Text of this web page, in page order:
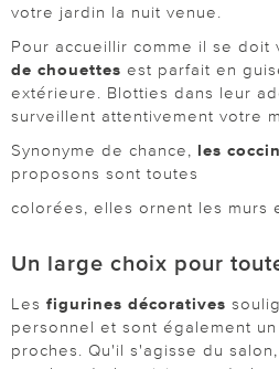
votre jardin la nuit venue.
Pour accueillir comme il se doit
de chouettes est parfait en
extérieure. Blotties dans leur
surveillent attentivement votre
Synonyme de chance, les
proposons sont toutes
colorées, elles ornent les murs
Un large choix pour
Les figurines décoratives
personnel et sont également
proches. Qu'il s'agisse du